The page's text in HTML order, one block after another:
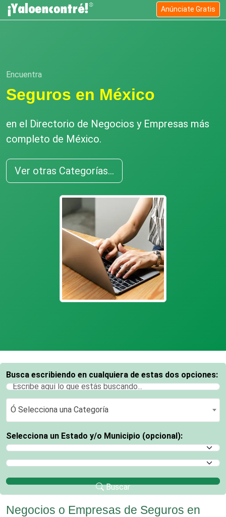
Anúnciate Gratis
Encuentra
Seguros en México
en el Directorio de Negocios y Empresas más
completo de México.
Ver otras Categorías...
Busca escribiendo en cualquiera de estas dos opciones:
Ó Selecciona una Categoría
Ó Selecciona una Categoría
Selecciona un Estado y/o Municipio (opcional):
Selecciona un Estado
Selecciona un Municipio
Buscar
Negocios o Empresas de Seguros en